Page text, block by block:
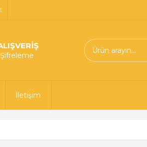
İletişim